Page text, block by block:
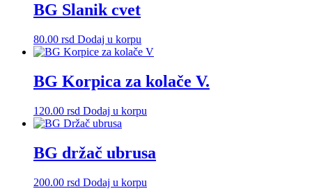
biti
na
stranici
BG Slanik cvet
80.00 rsd Dodaj u korpu
BG Korpica za kolače V.
120.00 rsd Dodaj u korpu
BG držač ubrusa
200.00 rsd Dodaj u korpu